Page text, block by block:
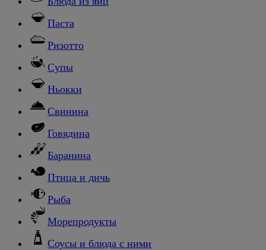
Паста
Ризотто
Супы
Ньокки
Свинина
Говядина
Баранина
Птица и дичь
Рыба
Морепродукты
Соусы и блюда с ними